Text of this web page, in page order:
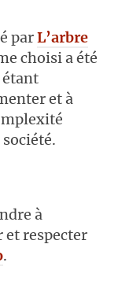
parL’arbre
choisi a été
étant
et à
à
et respecter
.